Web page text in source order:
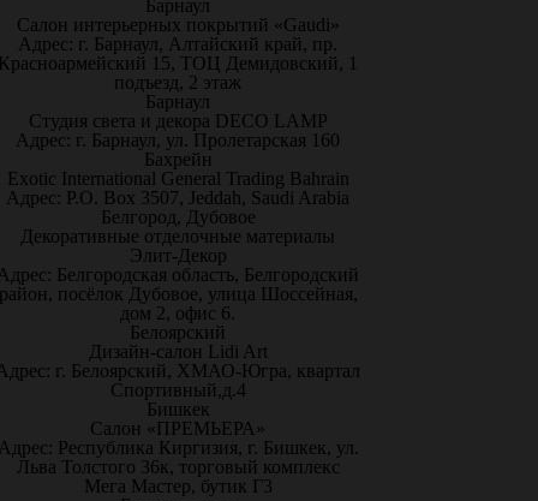
Барнаул
Салон интерьерных покрытий «Gaudi»
Адрес: г. Барнаул, Алтайский край, пр.
15, ТОЦ Демидовский, 1
подъезд, 2 этаж
Барнаул
Студия света и декора DECO LAMP
Адрес: г. Барнаул, ул. Пролетарская 160
Бахрейн
Exotic International General Trading Bahrain
Адрес: P.O. Box 3507, Jeddah, Saudi Arabia
Белгород, Дубовое
Декоративные отделочные материалы
Элит-Декор
Белгородская область, Белгородский
посёлок Дубовое, улица Шоссейная,
дом 2, офис 6.
Белоярский
Дизайн-салон Lidi Art
г. Белоярский, ХМАО-Югра, квартал
Спортивный,д.4
Бишкек
Салон «ПРЕМЬЕРА»
Республика Киргизия, г. Бишкек, ул.
Льва Толстого 36к, торговый комплекс
Мега Мастер, бутик Г3